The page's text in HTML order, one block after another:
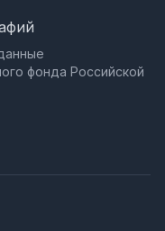
фонда Российской